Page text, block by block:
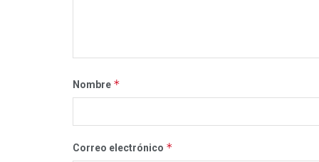
Nombre *
Correo electrónico *